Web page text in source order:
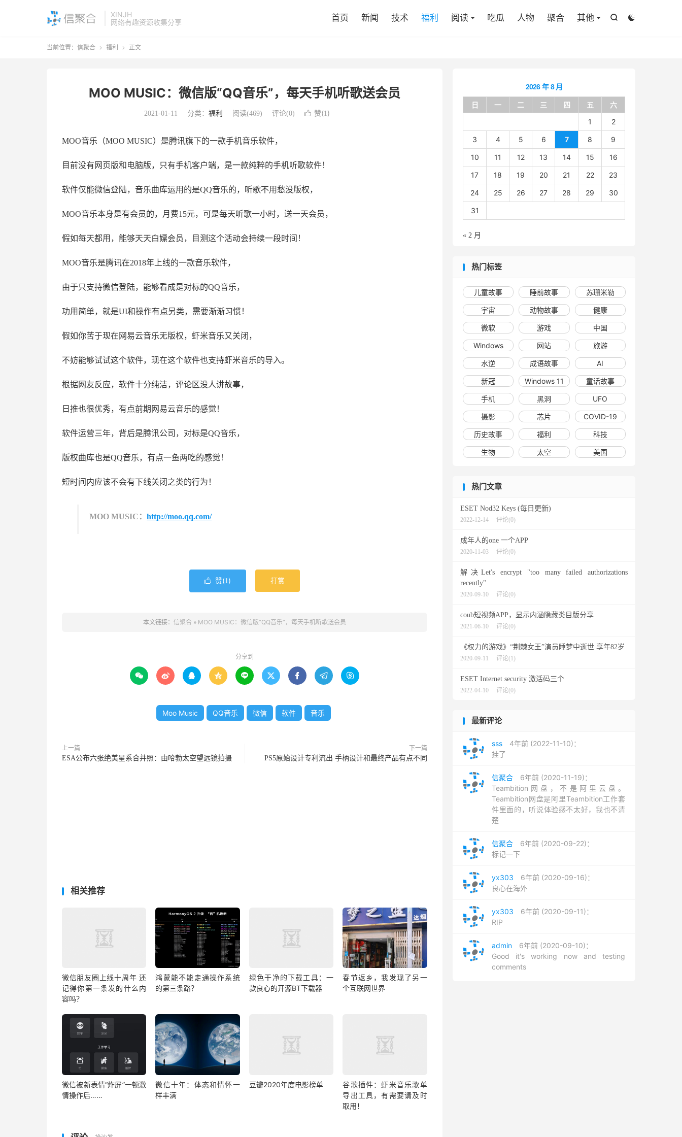
XINJH
网络有趣资源收集分享


首页 新闻 技术 福利 阅读 吃瓜 人物 聚合 其他
当前位置： 信聚合  福利  正文
MOO MUSIC：微信版“QQ音乐”，每天手机听歌送会员
2021-01-11 分类： 福利 阅读(469) 评论(0)  赞(1)
MOO音乐（MOO MUSIC）是腾讯旗下的一款手机音乐软件，
目前没有网页版和电脑版，只有手机客户端，是一款纯粹的手机听歌软件！
软件仅能微信登陆，音乐曲库运用的是QQ音乐的，听歌不用愁没版权，
MOO音乐本身是有会员的，月费15元，可是每天听歌一小时，送一天会员，
假如每天都用，能够天天白嫖会员，目测这个活动会持续一段时间！
MOO音乐是腾讯在2018年上线的一款音乐软件，
由于只支持微信登陆，能够看成是对标的QQ音乐，
功用简单，就是UI和操作有点另类，需要渐渐习惯！
假如你苦于现在网易云音乐无版权，虾米音乐又关闭，
不妨能够试试这个软件，现在这个软件也支持虾米音乐的导入。
根据网友反应，软件十分纯洁，评论区没人讲故事，
日推也很优秀，有点前期网易云音乐的感觉！
软件运营三年，背后是腾讯公司，对标是QQ音乐，
版权曲库也是QQ音乐，有点一鱼两吃的感觉！
短时间内应该不会有下线关闭之类的行为！
MOO MUSIC： http://moo.qq.com/
 赞(1) 打赏
本文链接： 信聚合 » MOO MUSIC：微信版“QQ音乐”，每天手机听歌送会员
分享到
        
Moo Music QQ音乐 微信 软件 音乐
上一篇
ESA公布六张绝美星系合并照：由哈勃太空望远镜拍摄
下一篇
PS5原始设计专利流出 手柄设计和最终产品有点不同
相关推荐
微信朋友圈上线十周年 还
记得你第一条发的什么内
容吗？
鸿蒙能不能走通操作系统
的第三条路？
绿色干净的下载工具：一
款良心的开源BT下载器
春节返乡，我发现了另一
个互联网世界
微信被新表情“炸屏”一顿激
情操作后……
微信十年：体态和情怀一
样丰满
豆瓣2020年度电影榜单
谷歌插件：虾米音乐歌单
导出工具，有需要请及时
取用！
2026 年 8 月
日 一 二 三 四 五
六
1
2
3 4 5 6 7 8 9
10 11 12 13 14 15 16
17 18 19 20 21 22 23
24 25 26 27 28 29 30
31
« 2 月
热门标签
儿童故事 睡前故事 苏珊米勒
宇宙 动物故事 健康
微软 游戏 中国
Windows 网站 旅游
水逆 成语故事 AI
新冠 Windows 11 童话故事
手机 黑洞 UFO
摄影 芯片 COVID-19
历史故事 福利 科技
生物 太空 美国
热门文章
ESET Nod32 Keys (每日更新)
2022-12-14 评论(0)
成年人的one 一个APP
2020-11-03 评论(0)
解决Let's encrypt "too many failed authorizations
recently"
2020-09-10 评论(0)
coub短视频APP，显示内涵隐藏类目版分享
2021-06-10 评论(0)
《权力的游戏》“荆棘女王”演员睡梦中逝世 享年82岁
2020-09-11 评论(1)
ESET Internet security 激活码三个
2022-04-10 评论(0)
最新评论
sss
4年前 (2022-11-10)：
挂了
信聚合
6年前 (2020-11-19)：
Teambition网盘，不是阿里云盘。
Teambition网盘是阿里Teambition工作套
件里面的，听说体验感不太好，我也不清
楚
信聚合
6年前 (2020-09-22)：
标记一下
yx303
6年前 (2020-09-16)：
良心在海外
yx303
6年前 (2020-09-11)：
RIP
admin
6年前 (2020-09-10)：
Good it's working now and testing
comments